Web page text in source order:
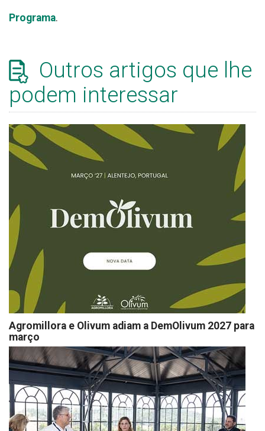
Programa.
Outros artigos que lhe
podem interessar
Agromillora e Olivum adiam a DemOlivum 2027 para
março